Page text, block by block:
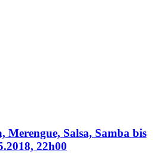
Merengue, Salsa, Samba bis
22h00